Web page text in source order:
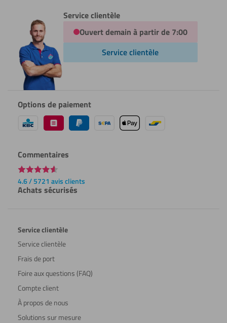
Service clientèle
Ouvert demain à partir de 7:00
Service clientèle
Options de paiement
Commentaires
4.6 / 5721 avis clients
Achats sécurisés
Service clientèle
Service clientèle
Frais de port
Foire aux questions (FAQ)
Compte client
À propos de nous
Solutions sur mesure